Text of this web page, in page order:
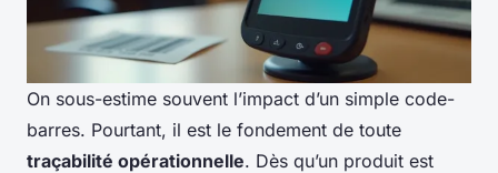
On sous-estime souvent l’impact d’un simple code-
barres. Pourtant, il est le fondement de toute
traçabilité opérationnelle. Dès qu’un produit est